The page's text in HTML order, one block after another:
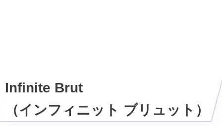
Infinite Brut
（インフィニット ブリュット）